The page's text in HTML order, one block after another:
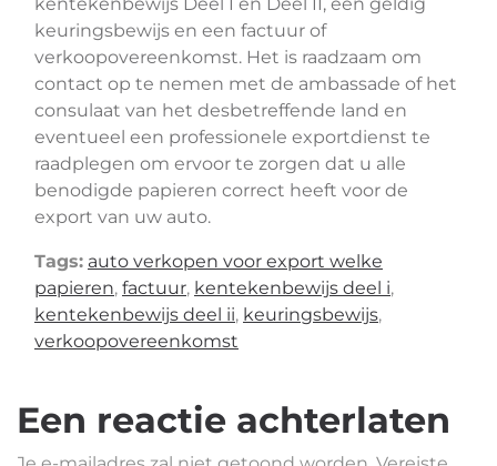
keuringsbewijs en een factuur of
verkoopovereenkomst. Het is raadzaam om
contact op te nemen met de ambassade of het
consulaat van het desbetreffende land en
eventueel een professionele exportdienst te
raadplegen om ervoor te zorgen dat u alle
benodigde papieren correct heeft voor de
export van uw auto.
Tags: auto verkopen voor export welke
papieren, factuur, kentekenbewijs deel i,
kentekenbewijs deel ii, keuringsbewijs,
verkoopovereenkomst
Een reactie achterlaten